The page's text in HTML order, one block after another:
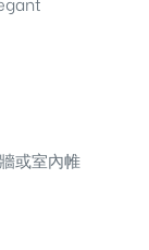
或室內帷